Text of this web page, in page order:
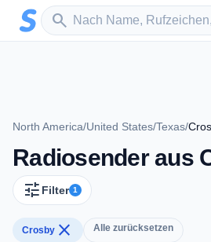
Zum Hauptinhalt springen
search
Sender suchen
North America/United States/Texas/
Radiosender aus
tune Filter 1
Crosby close Alle zurücksetzen